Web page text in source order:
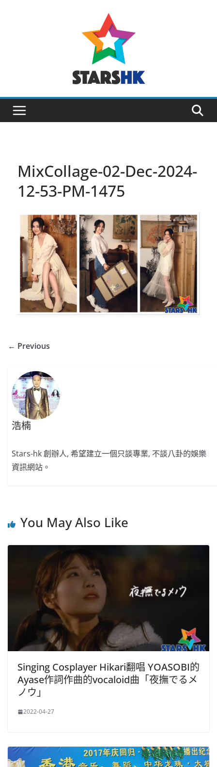
MixCollage-02-Dec-2024-
12-53-PM-1475
← Previous
浩楠
Stars-hk 創辦人, 希望建立一個只談專業, 不談八卦的娛樂
資訊網站。
You May Also Like
Singing Cosplayer Hikari翻唱 YOASOBI的
Ayase作詞作曲的vocaloid曲「夜撫でるメ
ノウ」
2022-04-27